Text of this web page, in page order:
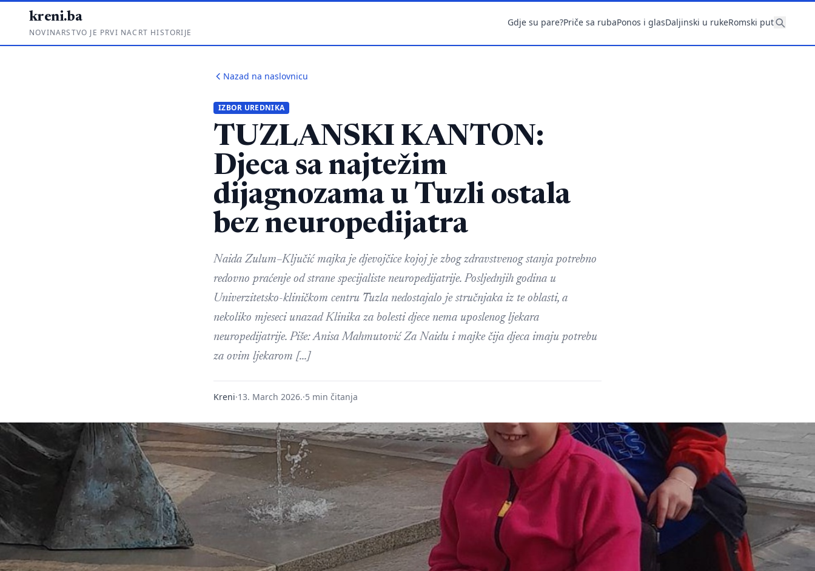
kreni.ba
NOVINARSTVO JE PRVI NACRT HISTORIJE
Gdje su pare?Priče sa rubaPonos i glasDaljinski u rukeRomski put
Nazad na naslovnicu
IZBOR UREDNIKA
TUZLANSKI KANTON:
Djeca sa najtežim
dijagnozama u Tuzli ostala
bez neuropedijatra
Naida Zulum–Ključić majka je djevojčice kojoj je zbog zdravstvenog stanja potrebno
redovno praćenje od strane specijaliste neuropedijatrije. Posljednjih godina u
Univerzitetsko-kliničkom centru Tuzla nedostajalo je stručnjaka iz te oblasti, a
nekoliko mjeseci unazad Klinika za bolesti djece nema uposlenog ljekara
neuropedijatrije. Piše: Anisa Mahmutović Za Naidu i majke čija djeca imaju potrebu
za ovim ljekarom […]
Kreni·13. March 2026.·5 min čitanja